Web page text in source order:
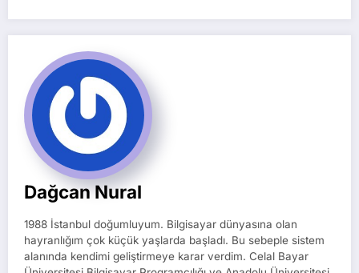
Dağcan Nural
1988 İstanbul doğumluyum. Bilgisayar dünyasına olan
hayranlığım çok küçük yaşlarda başladı. Bu sebeple sistem
alanında kendimi geliştirmeye karar verdim. Celal Bayar